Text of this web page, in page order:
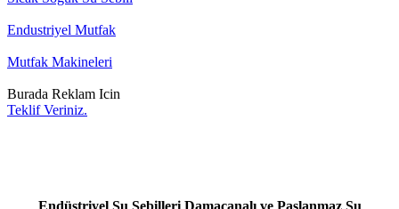
Endustriyel Mutfak
Mutfak Makineleri
Burada Reklam Icin
Teklif Veriniz.
Endüstriyel Su Sebilleri Damacanalı ve Paslanmaz Su